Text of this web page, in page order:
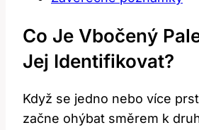
Co Je Vbočený
Jej Identifikovat?
Když se jedno nebo více
začne ohýbat směrem k